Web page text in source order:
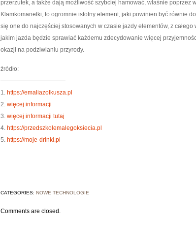
przerzutek, a także dają możliwość szybciej hamować, właśnie poprzez
Klamkomanetki, to ogromnie istotny element, jaki powinien być równie
się one do najczęściej stosowanych w czasie jazdy elementów, z
jakim jazda będzie sprawiać każdemu zdecydowanie więcej
okazji na podziwianiu przyrody.
źródło:
———————————
1. https://emaliazolkusza.pl
2. więcej informacji
3. więcej informacji tutaj
4. https://przedszkolemalegoksiecia.pl
5. https://moje-drinki.pl
CATEGORIES: NOWE TECHNOLOGIE
Comments are closed.